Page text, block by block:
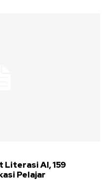
Literasi AI, 159
Pelajar